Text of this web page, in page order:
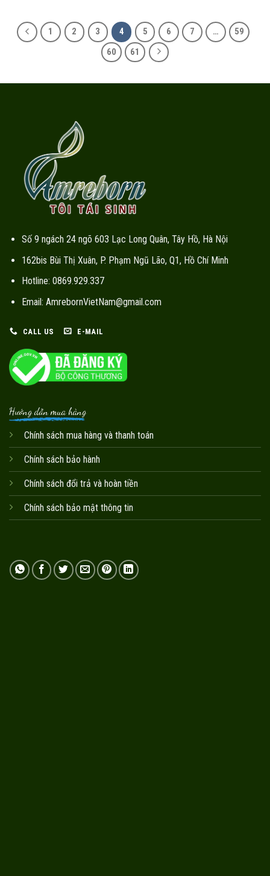
1 2 3 4 5 6 7 …
59
60
61
Số 9 ngách 24 ngõ 603 Lạc Long Quân, Tây Hồ, Hà Nội
162bis Bùi Thị Xuân, P. Phạm Ngũ Lão, Q1, Hồ Chí Minh
Hotline: 0869.929.337
Email: AmrebornVietNam@gmail.com
CALL US E-MAIL
Hướng dẫn mua hàng
Chính sách mua hàng và thanh toán
Chính sách bảo hành
Chính sách đổi trả và hoàn tiền
Chính sách bảo mật thông tin